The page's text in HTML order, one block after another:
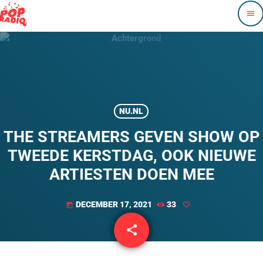
menu
NU.NL
THE STREAMERS GEVEN SHOW OP
TWEEDE KERSTDAG, OOK NIEUWE
ARTIESTEN DOEN MEE
today DECEMBER 17, 2021 33
share
email